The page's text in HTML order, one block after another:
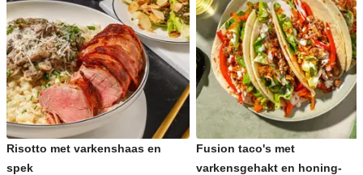
Risotto met varkenshaas en
spek
Fusion taco's met
varkensgehakt en honing-